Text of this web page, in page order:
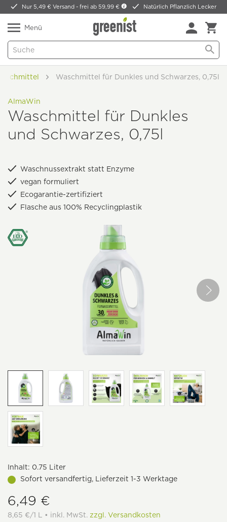
Nur 5,49 € Versand -frei ab 59,99 € Natürlich Pflanzlich Lecker
Menü
Waschmittel für Dunkles und Schwarzes, 0,75l
AlmaWin
Waschmittel für Dunkles
und Schwarzes, 0,75l
Waschnussextrakt statt Enzyme
vegan formuliert
Ecogarantie-zertifiziert
Flasche aus 100% Recyclingplastik
Inhalt: 0.75 Liter
Sofort versandfertig, Lieferzeit 1-3 Werktage
6,49 €
8,65 €/1 L • inkl. MwSt. zzgl. Versandkosten